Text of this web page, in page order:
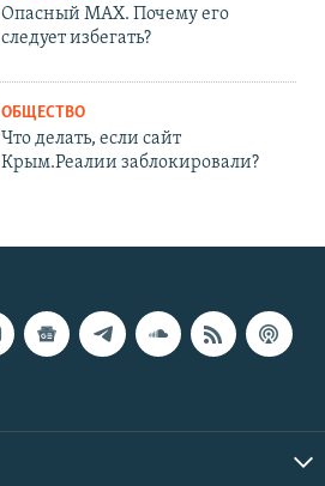
Опасный MAX. Почему его
следует избегать?
ОБЩЕСТВО
Что делать, если сайт
Крым.Реалии заблокировали?